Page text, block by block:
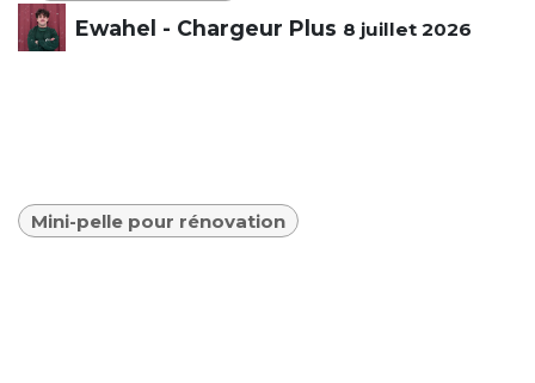
Ewahel - Chargeur Plus 8 juillet 2026
Mini-pelle pour rénovation